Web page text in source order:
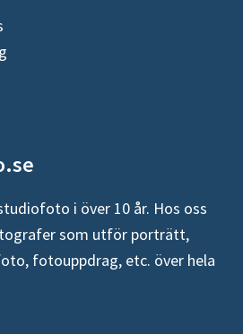
i över 10 år. Hos oss
som utför porträtt,
fotouppdrag, etc. över hela